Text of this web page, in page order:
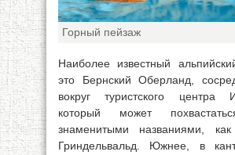
Горный пейзаж
Наиболее известный
это Бернский Оберланд,
вокруг туристского центра
который может
знаменитыми названиями,
Гриндельвальд. Южнее, в